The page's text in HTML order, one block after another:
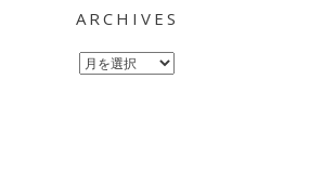
ARCHIVES
Archives